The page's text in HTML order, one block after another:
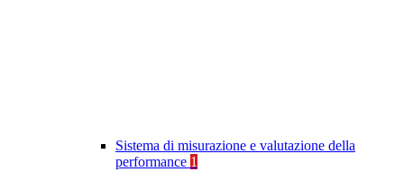
Sistema di misurazione e valutazione della
performance 1